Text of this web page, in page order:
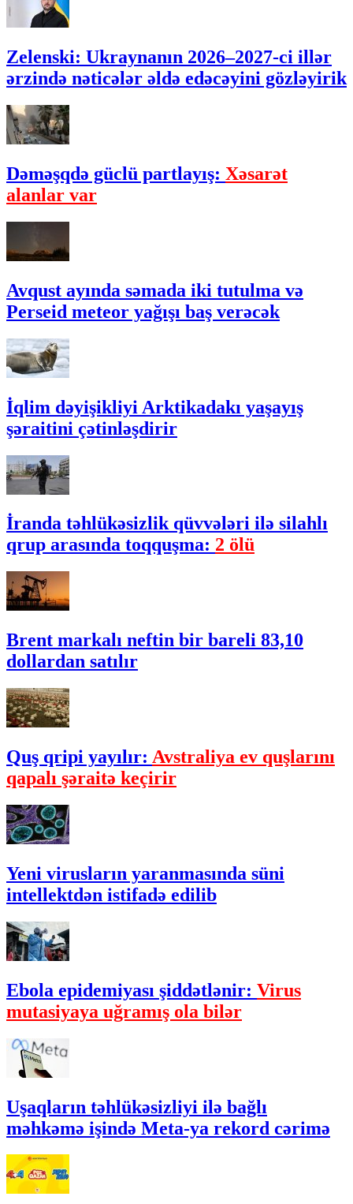
Zelenski: Ukraynanın 2026–2027-ci illər
ərzində nəticələr əldə edəcəyini gözləyirik
Dəməşqdə güclü partlayış: Xəsarət
alanlar var
Avqust ayında səmada iki tutulma və
Perseid meteor yağışı baş verəcək
İqlim dəyişikliyi Arktikadakı yaşayış
şəraitini çətinləşdirir
İranda təhlükəsizlik qüvvələri ilə silahlı
qrup arasında toqquşma: 2 ölü
Brent markalı neftin bir bareli 83,10
dollardan satılır
Quş qripi yayılır: Avstraliya ev quşlarını
qapalı şəraitə keçirir
Yeni virusların yaranmasında süni
intellektdən istifadə edilib
Ebola epidemiyası şiddətlənir: Virus
mutasiyaya uğramış ola bilər
Uşaqların təhlükəsizliyi ilə bağlı
məhkəmə işində Meta-ya rekord cərimə